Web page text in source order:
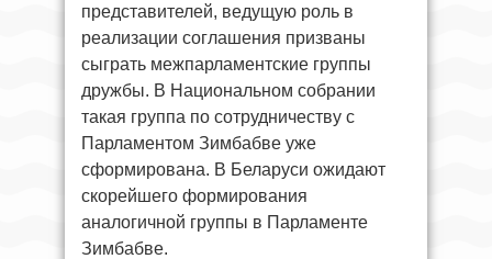
представителей, ведущую роль в
реализации соглашения призваны
сыграть межпарламентские группы
дружбы. В Национальном собрании
такая группа по сотрудничеству с
Парламентом Зимбабве уже
сформирована. В Беларуси ожидают
скорейшего формирования
аналогичной группы в Парламенте
Зимбабве.